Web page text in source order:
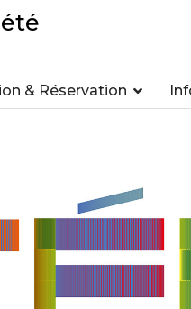
& Réservation